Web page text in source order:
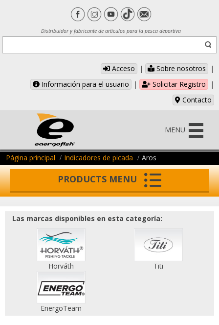
Distribuidor y fabricante de artículos para la pesca deportiva
Acceso | Sobre nosotros
|
Información para el usuario
| Solicitar Registro
|
Contacto
MENU
Página principal Indicadores de picada Aros
PRODUCTS MENU
Las marcas disponibles en esta categoría:
Horváth Titi
EnergoTeam